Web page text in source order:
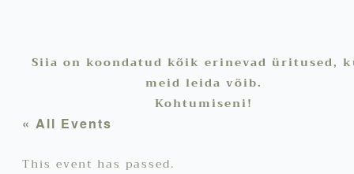
Siia on koondatud kõik erinevad üritused,
meid leida võib.
Kohtumiseni!
« All Events
This event has passed.